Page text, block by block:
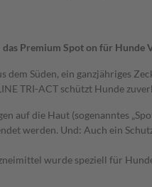
das Premium Spot on für Hunde
dem Süden, ein ganzjähriges
TRI-ACT schützt Hunde
auf die Haut (sogenanntes
werden. Und: Auch ein
wurde speziell für